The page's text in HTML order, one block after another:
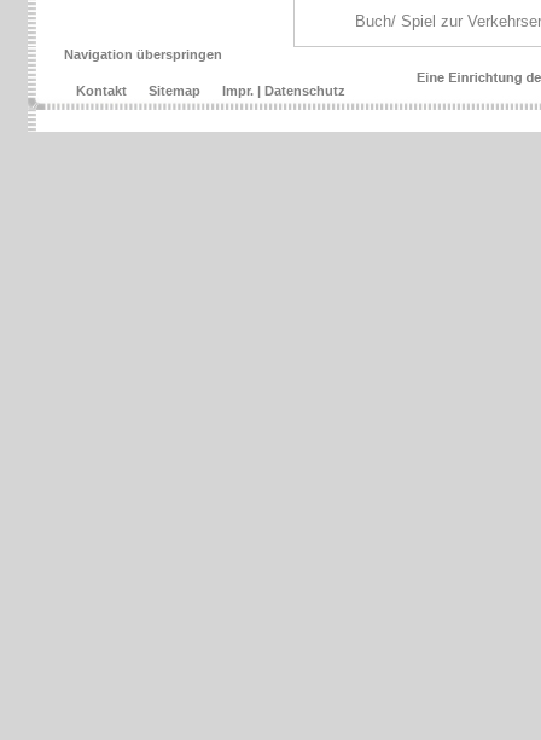
Buch/ Spiel zur
Navigation überspringen
Kontakt Sitemap Impr. | Datenschutz